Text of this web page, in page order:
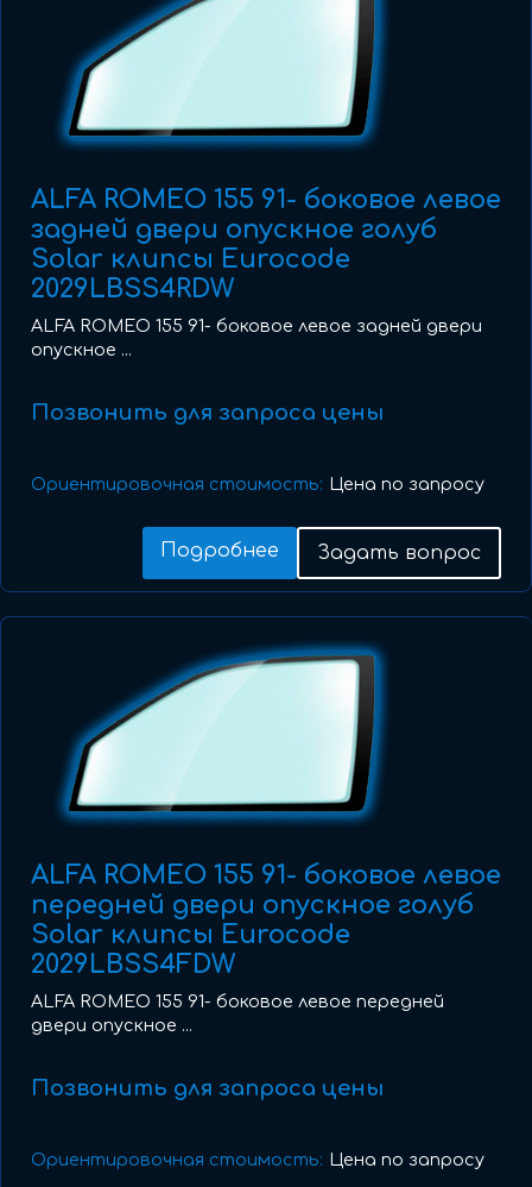
ALFA ROMEO 155 91- боковое левое
задней двери опускное голуб
Solar клипсы Eurocode
2029LBSS4RDW
ALFA ROMEO 155 91- боковое левое задней двери
опускное ...
Позвонить для запроса цены
Ориентировочная стоимость: Цена по запросу
Подробнее Задать вопрос
ALFA ROMEO 155 91- боковое левое
передней двери опускное голуб
Solar клипсы Eurocode
2029LBSS4FDW
ALFA ROMEO 155 91- боковое левое передней
двери опускное ...
Позвонить для запроса цены
Ориентировочная стоимость: Цена по запросу